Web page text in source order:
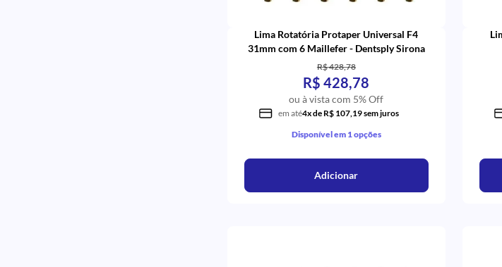
Lima Rotatória Protaper Universal F4
31mm com 6 Maillefer - Dentsply Sirona
R$ 428,78
R$ 428,78
ou à vista com 5% Off
em até4x de R$ 107,19 sem juros
Disponível em 1 opções
Adicionar